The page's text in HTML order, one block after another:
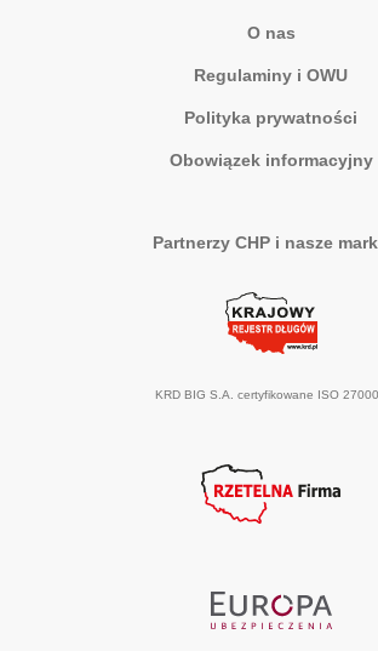
O nas
Regulaminy i OWU
Polityka prywatności
Obowiązek informacyjny
Partnerzy CHP i nasze
KRD BIG S.A. certyfikowane ISO